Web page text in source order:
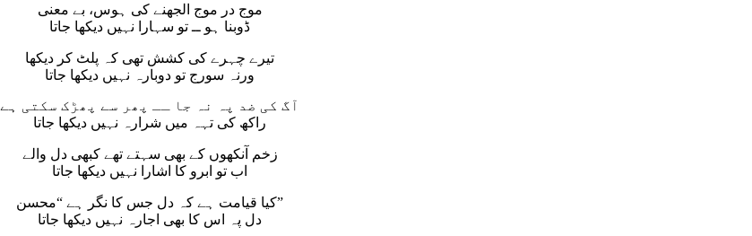
موج در موج الجھنے کی ہوس، بے معنی
ڈوبنا ہو ــ تو سہارا نہیں دیکھا جاتا
تیرے چہرے کی کشش تھی کہ پلٹ کر دیکھا
ورنہ سورج تو دوبارہ نہیں دیکھا جاتا
آگ کی ضد پہ نہ جا ــ پھر سے پھڑک سکتی ہے
راکھ کی تہہ میں شرارہ نہیں دیکھا جاتا
زخم آنکھوں کے بھی سہتے تھے کبھی دل والے
اب تو ابرو کا اشارا نہیں دیکھا جاتا
کیا قیامت ہے کہ دل جس کا نگر ہے “محسن”
دل پہ اس کا بھی اجارہ نہیں دیکھا جاتا